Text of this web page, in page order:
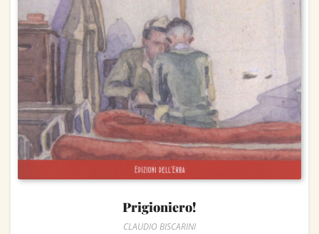
Prigioniero!
CLAUDIO BISCARINI